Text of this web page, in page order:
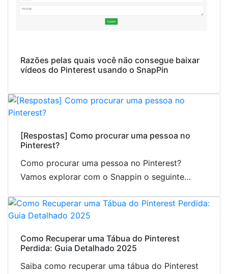
Razões pelas quais você não consegue baixar
vídeos do Pinterest usando o SnapPin
[Respostas] Como procurar uma pessoa no
Pinterest?
Como procurar uma pessoa no Pinterest?
Vamos explorar com o Snappin o seguinte
a conta de alguém no Pinterest.
Como Recuperar uma Tábua do Pinterest
Perdida: Guia Detalhado 2025
Saiba como recuperar uma tábua do Pinterest